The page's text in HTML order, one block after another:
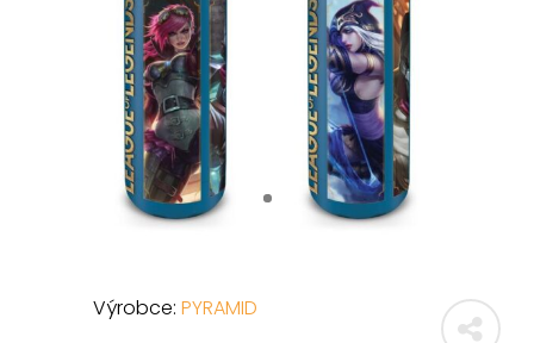
Výrobce:PYRAMID